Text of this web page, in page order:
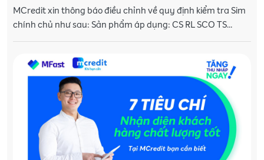
MCredit xin thông báo điều chỉnh về quy định kiểm tra Sim
chính chủ như sau: Sản phẩm áp dụng: CS RL SCO TS
MOBI 60 và CS RL SCO CIC VINA 60 Nội dung điều chỉn